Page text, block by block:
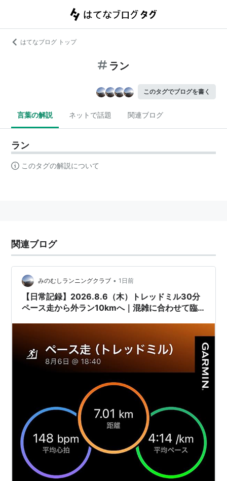
はてなブログ トップ
ラン
このタグでブログを書く
言葉の解説 ネットで話題 関連ブログ
ラン
このタグの解説について
関連ブログ
みのむしランニングクラブ • 1日前
【日常記録】2026.8.6（木）トレッドミル30分
ペース走から外ラン10kmへ｜混雑に合わせて臨